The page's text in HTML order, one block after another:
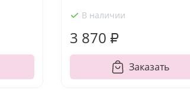
В наличии
3 870 ₽
Заказать